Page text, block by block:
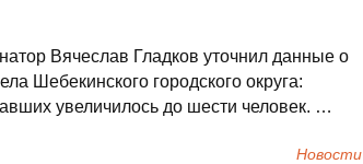
Вячеслав Гладков уточнил данные о
Шебекинского городского округа:
увеличилось до шести человек. …
Новости